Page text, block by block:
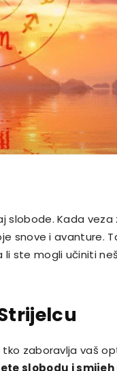
slobode. Kada
snove i avanture.
ste mogli učiniti
zaboravlja vaš
slobodu i smijeh